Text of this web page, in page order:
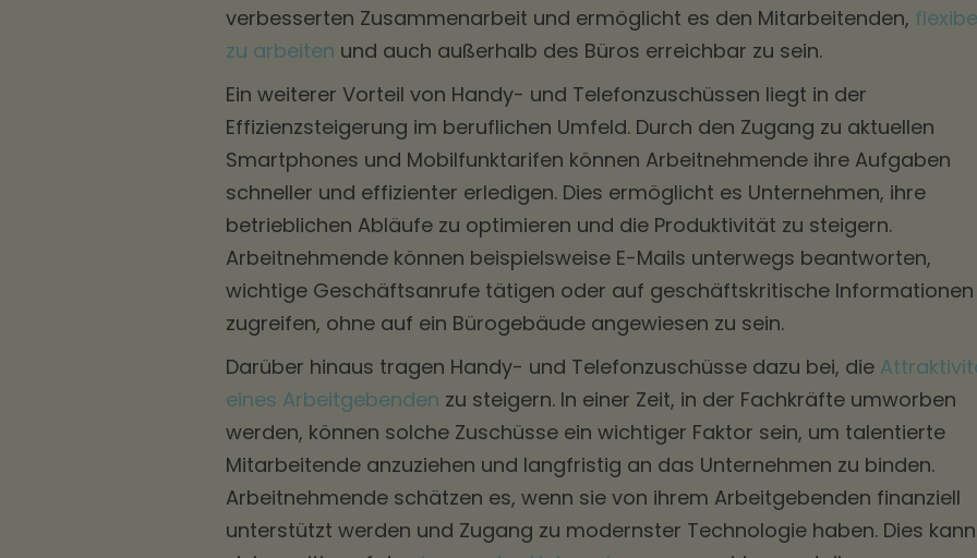
verbesserten Zusammenarbeit und ermöglicht es den Mitarbeitenden,
zu arbeiten und auch außerhalb des Büros erreichbar zu sein.
Ein weiterer Vorteil von Handy- und Telefonzuschüssen liegt in der
Effizienzsteigerung im beruflichen Umfeld. Durch den Zugang zu aktuellen
Smartphones und Mobilfunktarifen können Arbeitnehmende ihre Aufgaben
schneller und effizienter erledigen. Dies ermöglicht es Unternehmen, ihre
betrieblichen Abläufe zu optimieren und die Produktivität zu steigern.
Arbeitnehmende können beispielsweise E-Mails unterwegs beantworten,
wichtige Geschäftsanrufe tätigen oder auf geschäftskritische Informationen
zugreifen, ohne auf ein Bürogebäude angewiesen zu sein.
Darüber hinaus tragen Handy- und Telefonzuschüsse dazu bei, die
eines Arbeitgebenden zu steigern. In einer Zeit, in der Fachkräfte umworben
werden, können solche Zuschüsse ein wichtiger Faktor sein, um talentierte
Mitarbeitende anzuziehen und langfristig an das Unternehmen zu binden.
Arbeitnehmende schätzen es, wenn sie von ihrem Arbeitgebenden finanziell
unterstützt werden und Zugang zu modernster Technologie haben. Dies kann